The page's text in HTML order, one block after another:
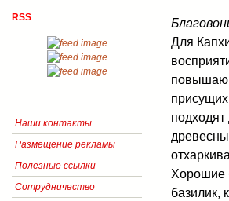
Для
Хорошие
базилик,
RSS
Наши контакты
Размещение рекламы
Полезные ссылки
Сотрудничество